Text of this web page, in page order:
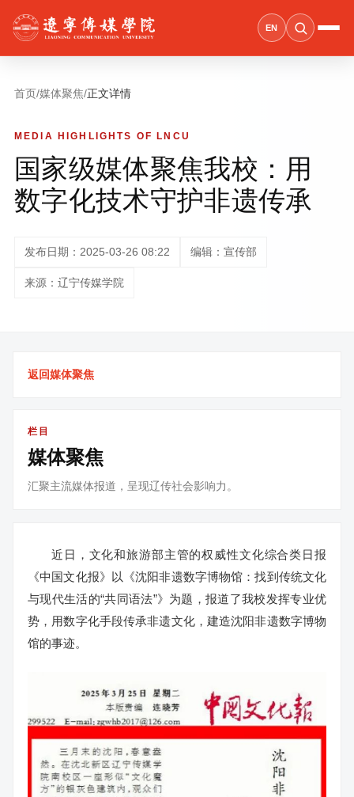
EN
首页/媒体聚焦/正文详情
MEDIA HIGHLIGHTS OF LNCU
国家级媒体聚焦我校：用
数字化技术守护非遗传承
发布日期：2025-03-26 08:22 编辑：宣传部
来源：辽宁传媒学院
返回媒体聚焦
栏目
媒体聚焦
汇聚主流媒体报道，呈现辽传社会影响力。
近日，文化和旅游部主管的权威性文化综合类日报
《中国文化报》以《沈阳非遗数字博物馆：找到传统文化
与现代生活的“共同语法”》为题，报道了我校发挥专业优
势，用数字化手段传承非遗文化，建造沈阳非遗数字博物
馆的事迹。